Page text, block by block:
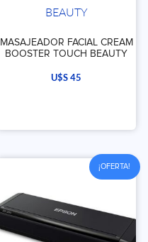
MASAJEADOR FACIAL CREAM
BOOSTER TOUCH BEAUTY
U$S45
¡OFERTA!